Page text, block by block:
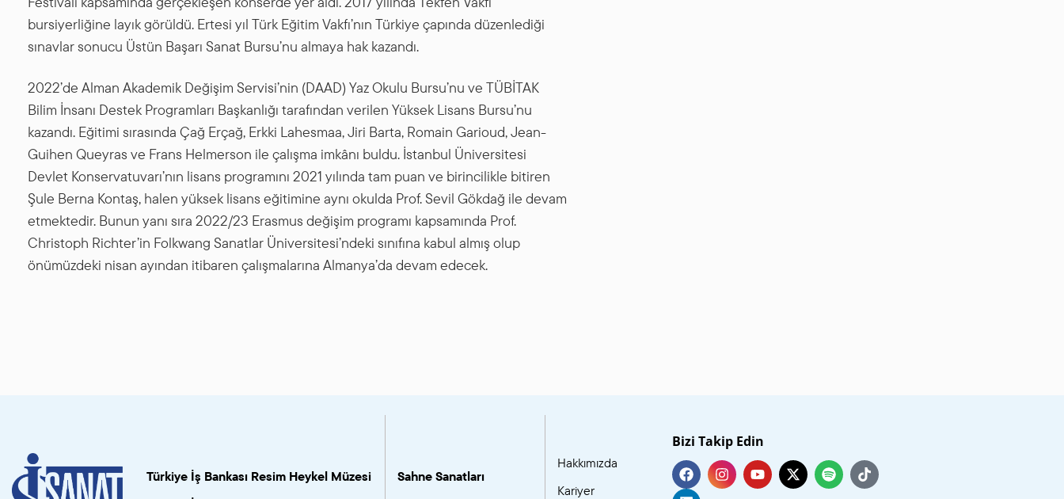
bursiyerliğine layık görüldü. Ertesi yıl Türk Eğitim Vakfı’nın Türkiye çapında düzenlediği
sınavlar sonucu Üstün Başarı Sanat Bursu’nu almaya hak kazandı.
2022’de Alman Akademik Değişim Servisi’nin (DAAD) Yaz Okulu Bursu’nu ve TÜBİTAK
Bilim İnsanı Destek Programları Başkanlığı tarafından verilen Yüksek Lisans Bursu’nu
kazandı. Eğitimi sırasında Çağ Erçağ, Erkki Lahesmaa, Jiri Barta, Romain Garioud, Jean-
Guihen Queyras ve Frans Helmerson ile çalışma imkânı buldu. İstanbul Üniversitesi
Devlet Konservatuvarı’nın lisans programını 2021 yılında tam puan ve birincilikle bitiren
Şule Berna Kontaş, halen yüksek lisans eğitimine aynı okulda Prof. Sevil Gökdağ ile devam
etmektedir. Bunun yanı sıra 2022/23 Erasmus değişim programı kapsamında Prof.
Christoph Richter’in Folkwang Sanatlar Üniversitesi’ndeki sınıfına kabul almış olup
önümüzdeki nisan ayından itibaren çalışmalarına Almanya’da devam edecek.
Türkiye İş Bankası Resim Heykel Müzesi
Sahne Sanatları
Hakkımızda
Kariyer
Bizi Takip Edin